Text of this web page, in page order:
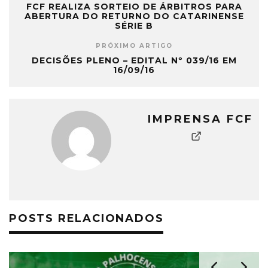
FCF REALIZA SORTEIO DE ÁRBITROS PARA
ABERTURA DO RETURNO DO CATARINENSE
SÉRIE B
PRÓXIMO ARTIGO
DECISÕES PLENO – EDITAL Nº 039/16 EM
16/09/16
IMPRENSA FCF
POSTS RELACIONADOS